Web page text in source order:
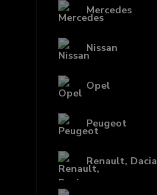
Mercedes
Nissan
Opel
Peugeot
Renault, Dacia